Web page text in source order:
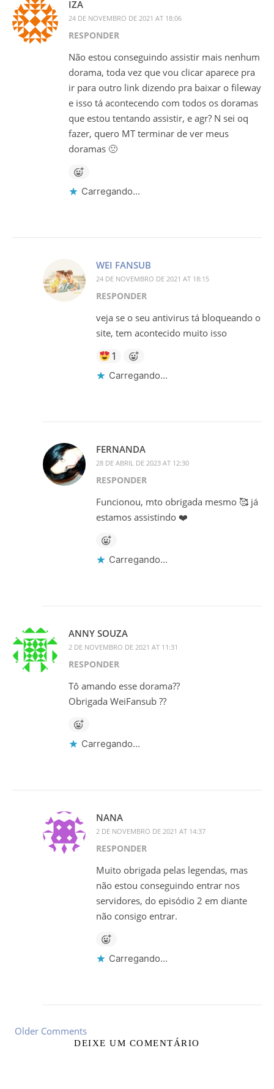
IZA
24 DE NOVEMBRO DE 2021 AT 18:06
RESPONDER
Não estou conseguindo assistir mais nenhum
dorama, toda vez que vou clicar aparece pra
ir para outro link dizendo pra baixar o fileway
e isso tá acontecendo com todos os doramas
que estou tentando assistir, e agr? N sei oq
fazer, quero MT terminar de ver meus
doramas 🙁
Carregando...
WEI FANSUB
24 DE NOVEMBRO DE 2021 AT 18:15
RESPONDER
veja se o seu antivirus tá bloqueando o
site, tem acontecido muito isso
1
Carregando...
FERNANDA
28 DE ABRIL DE 2023 AT 12:30
RESPONDER
Funcionou, mto obrigada mesmo 🥰 já
estamos assistindo ❤️
Carregando...
ANNY SOUZA
2 DE NOVEMBRO DE 2021 AT 11:31
RESPONDER
Tô amando esse dorama??
Obrigada WeiFansub ??
Carregando...
NANA
2 DE NOVEMBRO DE 2021 AT 14:37
RESPONDER
Muito obrigada pelas legendas, mas
não estou conseguindo entrar nos
servidores, do episódio 2 em diante
não consigo entrar.
Carregando...
Older Comments
DEIXE UM COMENTÁRIO